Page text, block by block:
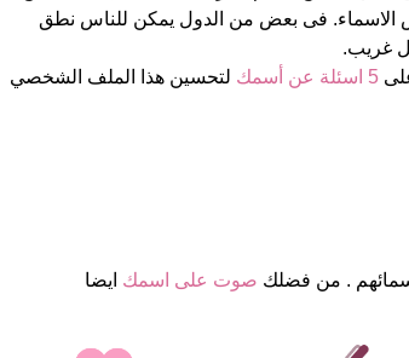
فى بعض من الدول يمكن للناس نطق
غريب.
5 اسئلة عن أسمك لتحسين هذا الملف الشخصي
صوت على اسمك ايضا